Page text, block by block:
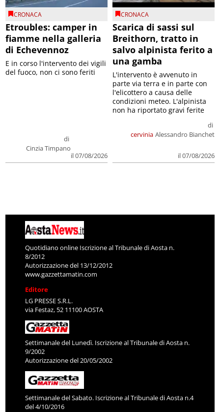
CRONACA
Etroubles: camper in
fiamme nella galleria
di Echevennoz
di
Cinzia Timpano
il 07/08/2026
E in corso l'intervento dei vigili
del fuoco, non ci sono feriti
CRONACA
Scarica di sassi sul
Breithorn, tratto in
salvo alpinista ferito a
una gamba
cervinia
di
Alessandro Bianchet
il 07/08/2026
L'intervento è avvenuto in
parte via terra e in parte con
l'elicottero a causa delle
condizioni meteo. L'alpinista
non ha riportato gravi ferite
Quotidiano online Iscrizione al Tribunale di Aosta n.
8/2012
Autorizzazione del 13/12/2012
www.gazzettamatin.com
Editore
LG PRESSE S.R.L.
via Festaz, 52 11100 AOSTA
Settimanale del Lunedì. Iscrizione al Tribunale di Aosta n.
9/2002
Autorizzazione del 20/05/2002
Settimanale del Sabato. Iscrizione al Tribunale di Aosta n.4
del 4/10/2016